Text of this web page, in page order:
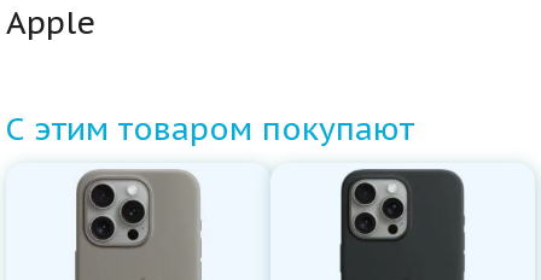
Apple
С этим товаром покупают